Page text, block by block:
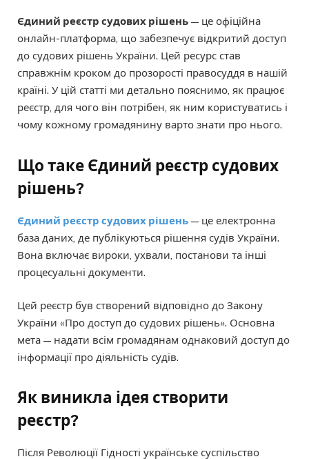
Єдиний реєстр судових рішень — це офіційна
онлайн-платформа, що забезпечує відкритий доступ
до судових рішень України. Цей ресурс став
справжнім кроком до прозорості правосуддя в нашій
країні. У цій статті ми детально пояснимо, як працює
реєстр, для чого він потрібен, як ним користуватись і
чому кожному громадянину варто знати про нього.
Що таке Єдиний реєстр судових
рішень?
Єдиний реєстр судових рішень — це електронна
база даних, де публікуються рішення судів України.
Вона включає вироки, ухвали, постанови та інші
процесуальні документи.
Цей реєстр був створений відповідно до Закону
України «Про доступ до судових рішень». Основна
мета — надати всім громадянам однаковий доступ до
інформації про діяльність судів.
Як виникла ідея створити
реєстр?
Після Революції Гідності українське суспільство